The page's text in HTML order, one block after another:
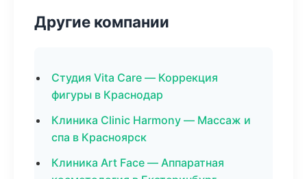
Другие компании
Студия Vita Care — Коррекция
фигуры в Краснодар
Клиника Clinic Harmony — Массаж и
спа в Красноярск
Клиника Art Face — Аппаратная